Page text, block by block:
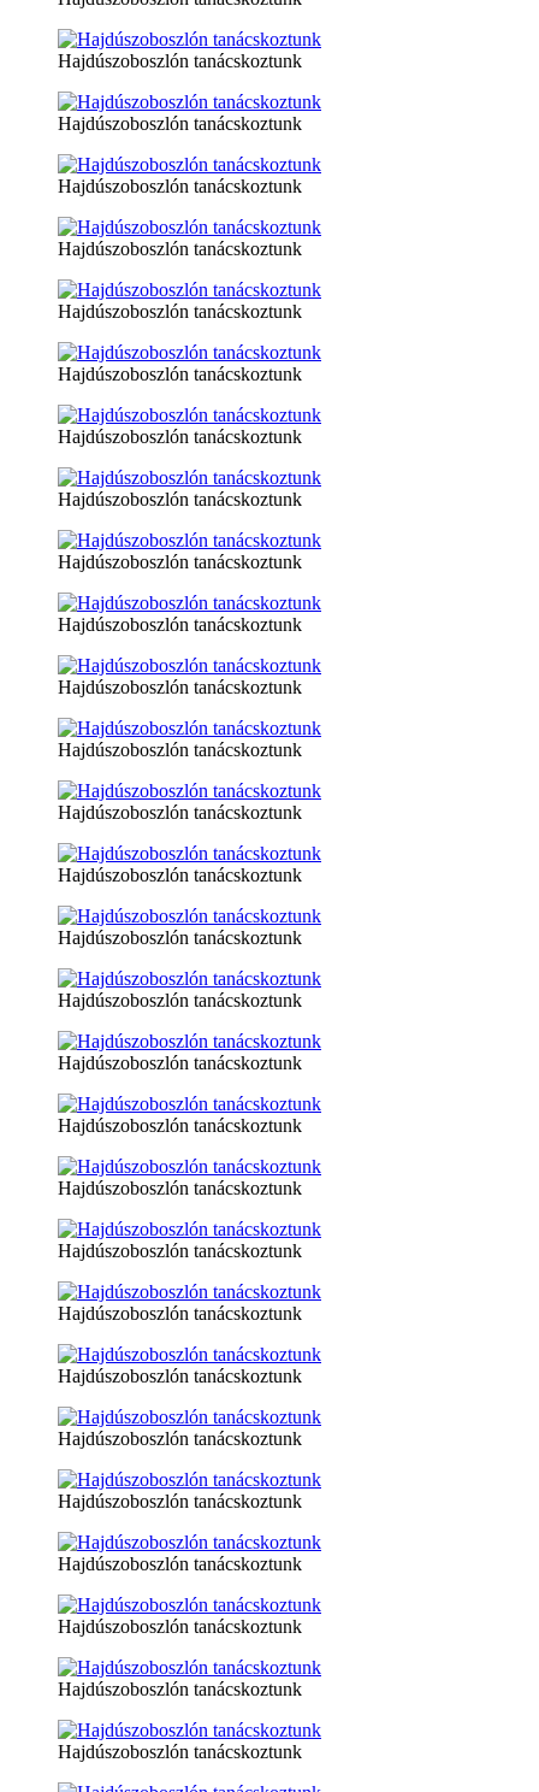
Hajdúszoboszlón tanácskoztunk
Hajdúszoboszlón tanácskoztunk
Hajdúszoboszlón tanácskoztunk
Hajdúszoboszlón tanácskoztunk
Hajdúszoboszlón tanácskoztunk
Hajdúszoboszlón tanácskoztunk
Hajdúszoboszlón tanácskoztunk
Hajdúszoboszlón tanácskoztunk
Hajdúszoboszlón tanácskoztunk
Hajdúszoboszlón tanácskoztunk
Hajdúszoboszlón tanácskoztunk
Hajdúszoboszlón tanácskoztunk
Hajdúszoboszlón tanácskoztunk
Hajdúszoboszlón tanácskoztunk
Hajdúszoboszlón tanácskoztunk
Hajdúszoboszlón tanácskoztunk
Hajdúszoboszlón tanácskoztunk
Hajdúszoboszlón tanácskoztunk
Hajdúszoboszlón tanácskoztunk
Hajdúszoboszlón tanácskoztunk
Hajdúszoboszlón tanácskoztunk
Hajdúszoboszlón tanácskoztunk
Hajdúszoboszlón tanácskoztunk
Hajdúszoboszlón tanácskoztunk
Hajdúszoboszlón tanácskoztunk
Hajdúszoboszlón tanácskoztunk
Hajdúszoboszlón tanácskoztunk
Hajdúszoboszlón tanácskoztunk